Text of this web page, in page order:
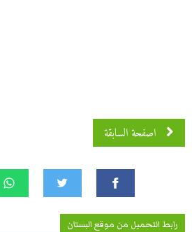
اصفحة السابقة
رابط التحميل من موقع البستان